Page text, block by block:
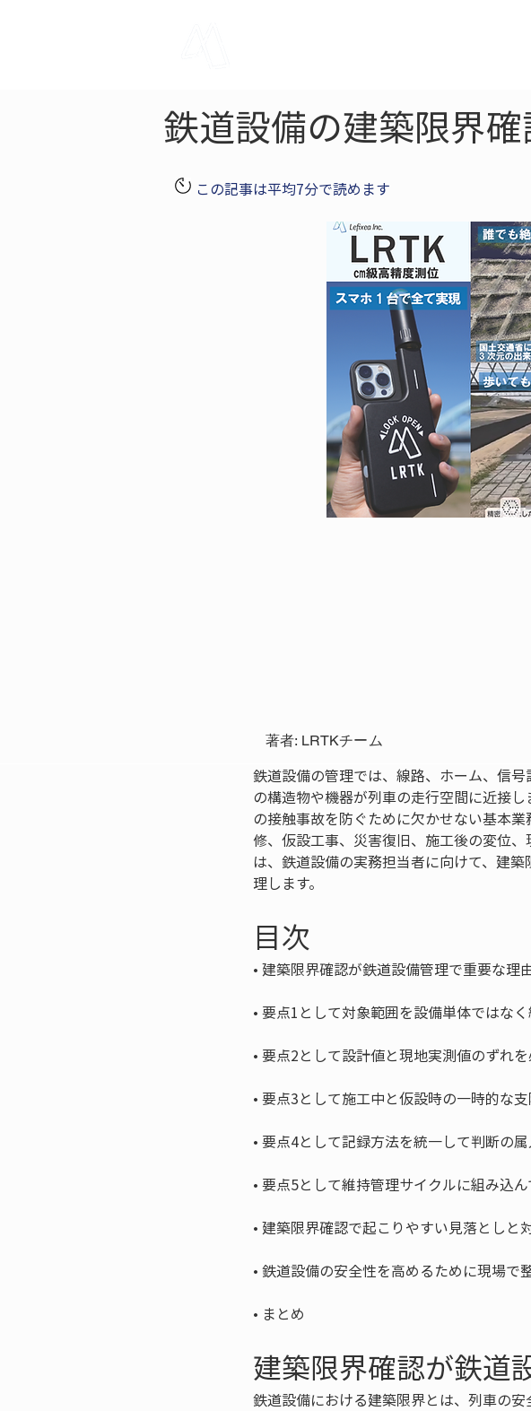
鉄道設備の建築限界
この記事は平均7分で読めます
著者: LRTKチーム
鉄道設備の管理では、線路、ホーム、信
の構造物や機器が列車の走行空間に近接
の接触事故を防ぐために欠かせない基本
修、仮設工事、災害復旧、施工後の変位
は、鉄道設備の実務担当者に向けて、建
理します。
目次
•
•
•
•
•
•
•
•
• まとめ
建築限界確認が鉄道
鉄道設備における建築限界とは、列車の